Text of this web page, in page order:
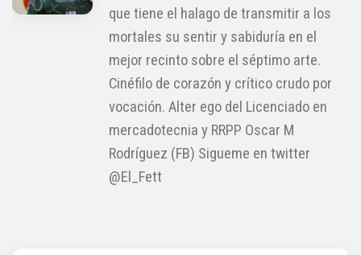
que tiene el halago de transmitir a los
mortales su sentir y sabiduría en el
mejor recinto sobre el séptimo arte.
Cinéfilo de corazón y crítico crudo por
vocación. Alter ego del Licenciado en
mercadotecnia y RRPP Oscar M
Rodríguez (FB) Sigueme en twitter
@El_Fett